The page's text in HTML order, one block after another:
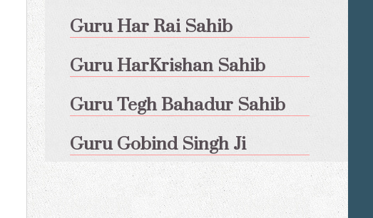
Guru Har Rai Sahib
Guru HarKrishan Sahib
Guru Tegh Bahadur Sahib
Guru Gobind Singh Ji